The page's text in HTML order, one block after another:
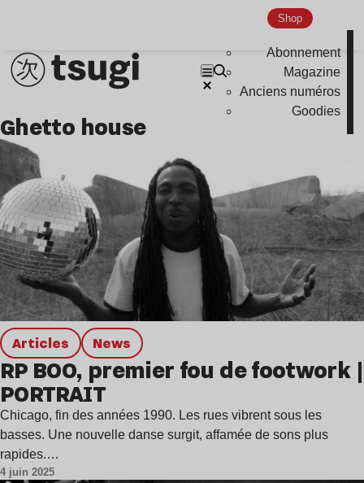
Shop
Abonnement
Magazine
Anciens numéros
Goodies
ghetto house
Articles news
RP BOO, premier fou de footwork |
PORTRAIT
Chicago, fin des années 1990. Les rues vibrent sous les
basses. Une nouvelle danse surgit, affamée de sons plus
rapides.…
4 juin 2025